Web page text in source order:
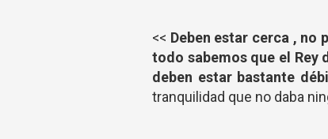
<< Deben estar cerca , no
todo sabemos que el Rey
deben estar bastante
tranquilidad que no daba